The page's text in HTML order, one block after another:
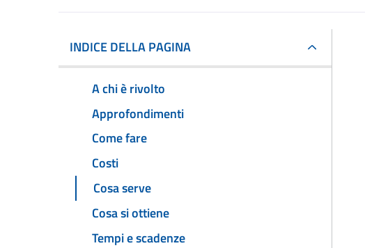
INDICE DELLA PAGINA
A chi è rivolto
Approfondimenti
Come fare
Costi
Cosa serve
Cosa si ottiene
Tempi e scadenze